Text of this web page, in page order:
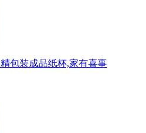
精包装成品纸杯,家有喜事